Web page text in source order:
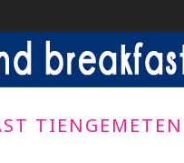
TIENGEMETEN